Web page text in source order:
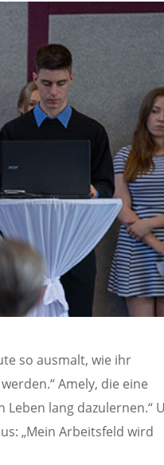
so ausmalt, wie ihr
Amely, die eine
Leben lang dazulernen.“
„Mein Arbeitsfeld wird